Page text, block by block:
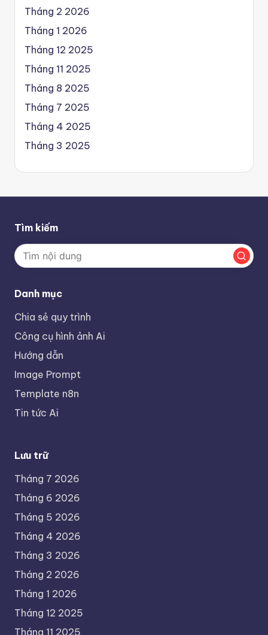
Tháng 2 2026
Tháng 1 2026
Tháng 12 2025
Tháng 11 2025
Tháng 8 2025
Tháng 7 2025
Tháng 4 2025
Tháng 3 2025
Tìm kiếm
Danh mục
Chia sẻ quy trình
Công cụ hình ảnh Ai
Hướng dẫn
Image Prompt
Template n8n
Tin tức Ai
Lưu trữ
Tháng 7 2026
Tháng 6 2026
Tháng 5 2026
Tháng 4 2026
Tháng 3 2026
Tháng 2 2026
Tháng 1 2026
Tháng 12 2025
Tháng 11 2025